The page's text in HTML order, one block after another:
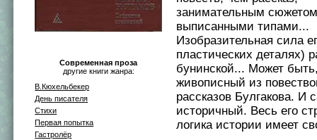
Современная проза
другие книги жанра:
В.Кюхельбекер
День писателя
Стихи
Первая попытка
Гастролёр
занимательным
выписанными типами...
Изобразительная сила
пластических деталях)
бунинской... Может
живописный из
рассказов Булгакова. И
историчный. Весь его
логика истории имеет